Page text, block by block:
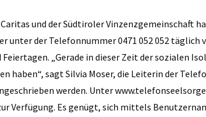
und der Südtiroler Vinzenzgemeinschaft
unter der Telefonnummer 0471 052 052 täglich
„Gerade in dieser Zeit der sozialen
haben“, sagt Silvia Moser, die Leiterin der
werden. Unter
Verfügung. Es genügt, sich mittels